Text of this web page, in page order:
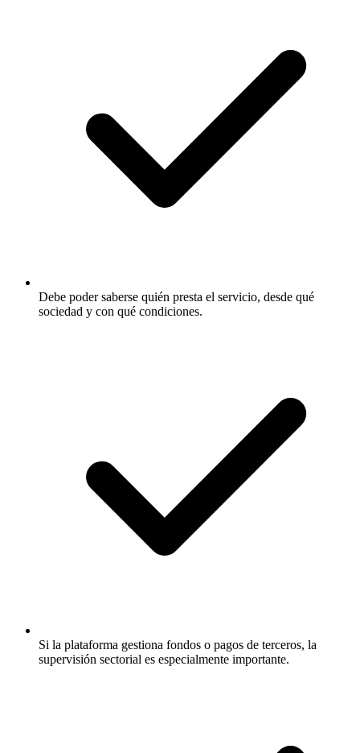
Debe poder saberse quién presta el servicio, desde qué
sociedad y con qué condiciones.
Si la plataforma gestiona fondos o pagos de terceros, la
supervisión sectorial es especialmente importante.